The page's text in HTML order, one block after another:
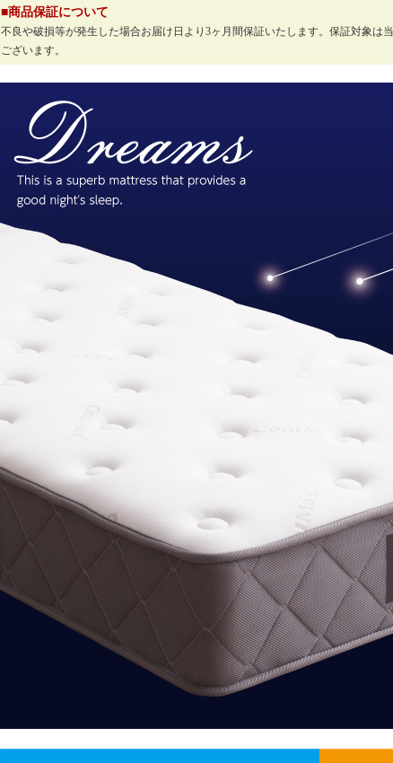
■商品保証について
不良や破損等が発生した場合お届け日より3ヶ月間保証いたします。保証対象
ございます。